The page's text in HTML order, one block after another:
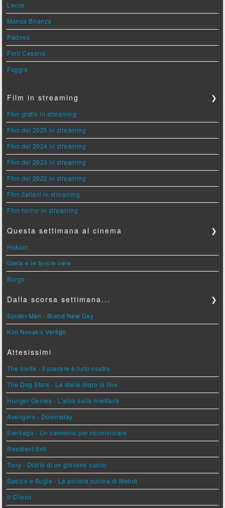
Lecce
Monza Brianza
Padova
Forlì Cesena
Foggia
Film in streaming ❯
Film gratis in streaming
Film del 2025 in streaming
Film del 2024 in streaming
Film del 2023 in streaming
Film del 2022 in streaming
Film italiani in streaming
Film horror in streaming
Questa settimana al cinema ❯
Hokum
Greta e le favole vere
Borgo
Dalla scorsa settimana... ❯
Spider-Man - Brand New Day
Kim Novak's Vertigo
Attesissimi
The Invite - Il piacere è tutto nostro
The Dog Stars - Le stelle dopo la fine
Hunger Games - L'alba sulla mietitura
Avengers - Doomsday
Santiago - Un cammino per ricominciare
Resident Evil
Tony - Diario di un giovane cuoco
Spezie e Bugie - La piccola cucina di Mehdi
Il Cileno